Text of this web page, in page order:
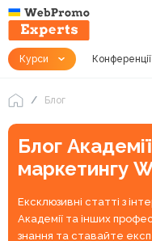
Курси Конференції
Блог
Блог
маркетингу
Ексклюзивні статті з
Академії та інших
знання та ставайте